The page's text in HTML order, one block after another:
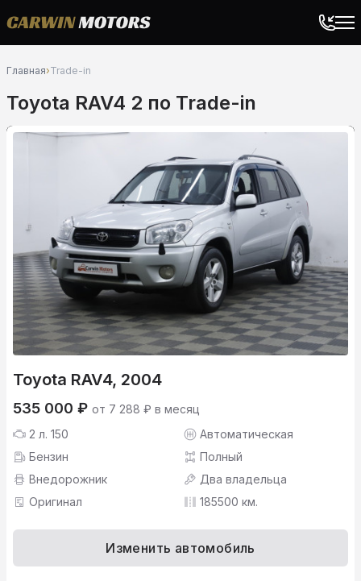
Главная›Trade-in
Toyota RAV4 2 по Trade-in
Toyota RAV4, 2004
535 000 ₽ от 7 288 ₽ в месяц
2 л. 150
Автоматическая
Бензин
Полный
Внедорожник
Два владельца
Оригинал
185500 км.
Изменить автомобиль